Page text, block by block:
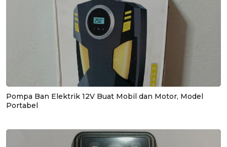
Pompa Ban Elektrik 12V Buat Mobil dan Motor, Model
Portabel